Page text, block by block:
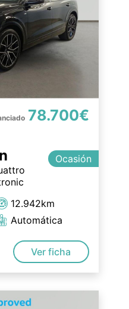
78.700€
Ocasión
12.942km
Automática
Ver ficha